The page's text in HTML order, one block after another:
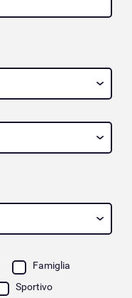
Famiglia
Sportivo